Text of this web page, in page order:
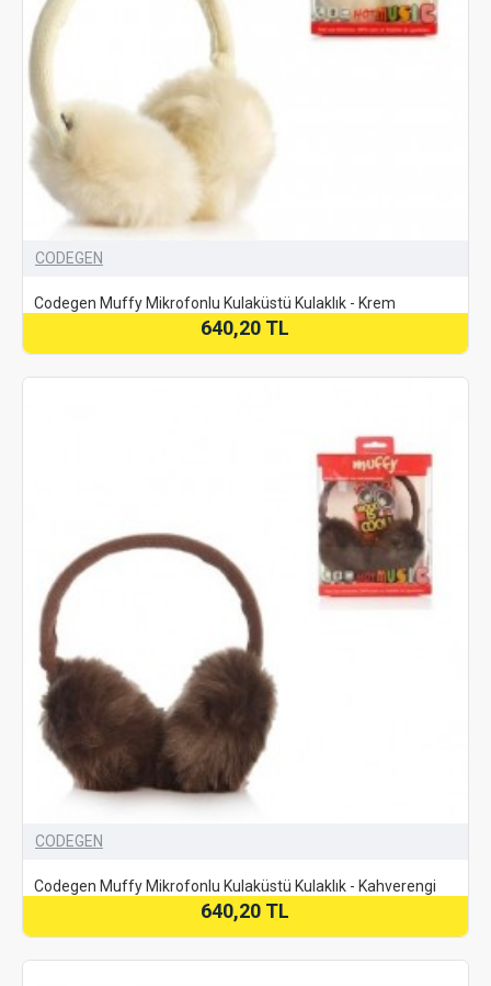
CODEGEN
Codegen Muffy Mikrofonlu Kulaküstü Kulaklık - Krem
640,20 TL
CODEGEN
Codegen Muffy Mikrofonlu Kulaküstü Kulaklık - Kahverengi
640,20 TL